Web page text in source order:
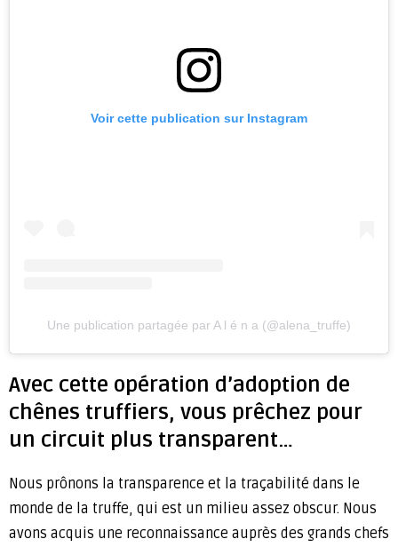
Voir cette publication sur Instagram
Une publication partagée par A l é n a (@alena_truffe)
Avec cette opération d’adoption de
chênes truffiers, vous prêchez pour
un circuit plus transparent…
Nous prônons la transparence et la traçabilité dans le
monde de la truffe, qui est un milieu assez obscur. Nous
avons acquis une reconnaissance auprès des grands chefs